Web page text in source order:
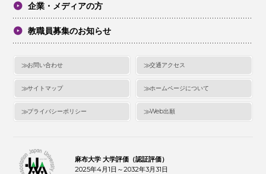
企業・メディアの方
教職員募集のお知らせ
お問い合わせ 交通アクセス
サイトマップ ホームページについて
プライバシーポリシー Web出願
麻布大学 大学評価（認証評価）
2025年4月1日～2032年3月31日